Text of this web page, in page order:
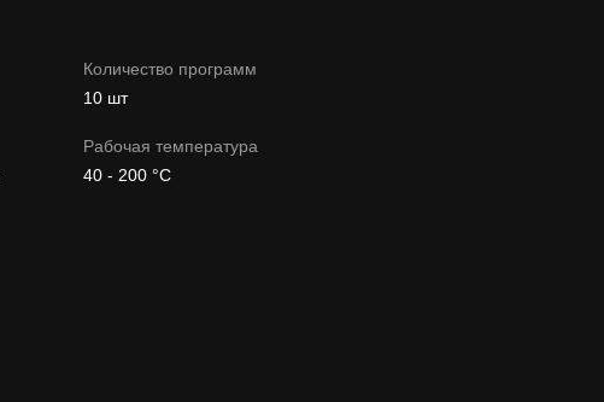
Количество программ
10 шт
Рабочая температура
40 - 200 °C